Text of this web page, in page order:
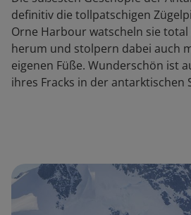
definitiv die tollpatschigen
Orne Harbour watscheln sie
herum und stolpern dabei auch
eigenen Füße. Wunderschön ist
ihres Fracks in der antarktischen